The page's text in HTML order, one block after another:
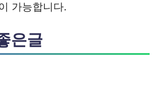
가능합니다.
은글